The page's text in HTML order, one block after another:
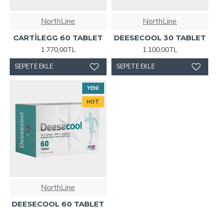
NorthLine
CARTİLEGG 60 TABLET
1.770,00TL
SEPETE EKLE
NorthLine
DEESECOOL 30 TABLET
1.100,00TL
SEPETE EKLE
YENI
HOT
NorthLine
DEESECOOL 60 TABLET